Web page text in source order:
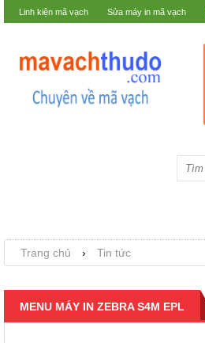
Linh kiện mã vạch Sửa máy in mã vạch
Trang chủ › Tin tức
MENU MÁY IN ZEBRA S4M EPL